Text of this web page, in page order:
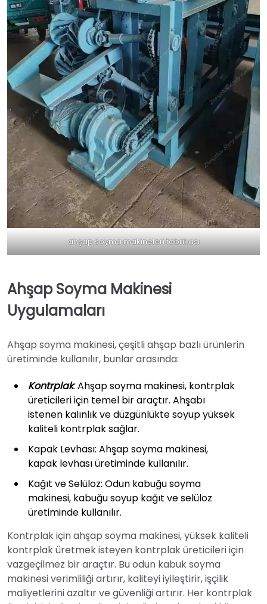
ahşap soyma makineleri fabrikası
Ahşap Soyma Makinesi
Uygulamaları
Ahşap soyma makinesi, çeşitli ahşap bazlı ürünlerin
üretiminde kullanılır, bunlar arasında:
Kontrplak: Ahşap soyma makinesi, kontrplak
üreticileri için temel bir araçtır. Ahşabı
istenen kalınlık ve düzgünlükte soyup yüksek
kaliteli kontrplak sağlar.
Kapak Levhası: Ahşap soyma makinesi,
kapak levhası üretiminde kullanılır.
Kağıt ve Selüloz: Odun kabuğu soyma
makinesi, kabuğu soyup kağıt ve selüloz
üretiminde kullanılır.
Kontrplak için ahşap soyma makinesi, yüksek kaliteli
kontrplak üretmek isteyen kontrplak üreticileri için
vazgeçilmez bir araçtır. Bu odun kabuk soyma
makinesi verimliliği artırır, kaliteyi iyileştirir, işçilik
maliyetlerini azaltır ve güvenliği artırır. Her kontrplak